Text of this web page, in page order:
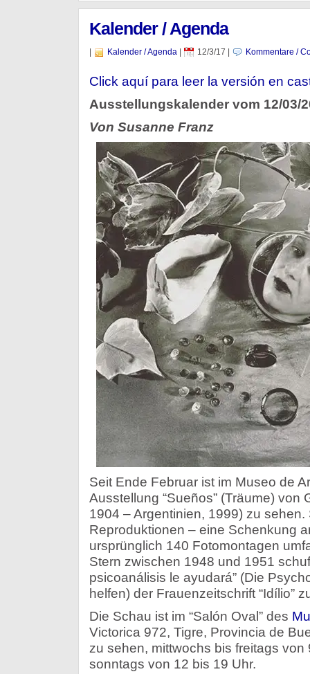
Kalender / Agenda
Kalender / Agenda| 12/3/17 Kommentare /
Click aquí para leer la versión en
Ausstellungskalender vom 12/03/
Von Susanne Franz
Seit Ende Februar ist im Museo de
Ausstellung “Sueños” (Träume) von
1904 – Argentinien, 1999) zu
Reproduktionen – eine Schenkung
ursprünglich 140 Fotomontagen
Stern zwischen 1948 und 1951
psicoanálisis le ayudará” (Die
helfen) der Frauenzeitschrift “Idílio”
Die Schau ist im “Salón Oval” des
Victorica 972, Tigre, Provincia de
zu sehen, mittwochs bis freitags
sonntags von 12 bis 19 Uhr.